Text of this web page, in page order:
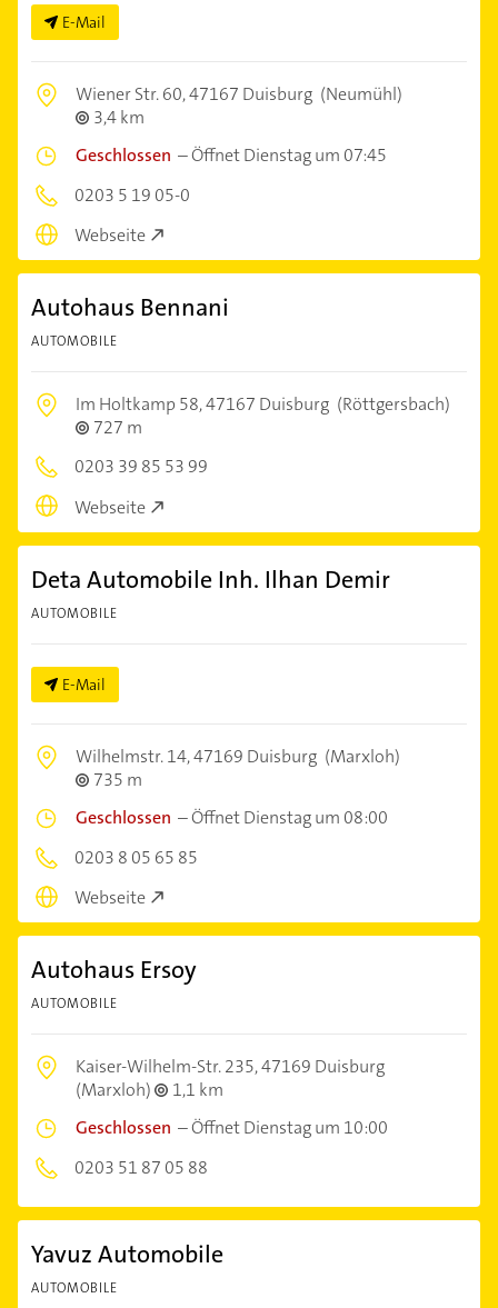
E-Mail
Wiener Str. 60,47167 Duisburg (Neumühl)
3,4 km
Geschlossen –Öffnet Dienstag um 07:45
0203 5 19 05-0
Webseite
Autohaus Bennani
AUTOMOBILE
Im Holtkamp 58,47167 Duisburg (Röttgersbach)
727 m
0203 39 85 53 99
Webseite
Deta Automobile Inh. Ilhan Demir
AUTOMOBILE
E-Mail
Wilhelmstr. 14,47169 Duisburg (Marxloh)
735 m
Geschlossen –Öffnet Dienstag um 08:00
0203 8 05 65 85
Webseite
Autohaus Ersoy
AUTOMOBILE
Kaiser-Wilhelm-Str. 235,47169 Duisburg
(Marxloh)
1,1 km
Geschlossen –Öffnet Dienstag um 10:00
0203 51 87 05 88
Yavuz Automobile
AUTOMOBILE